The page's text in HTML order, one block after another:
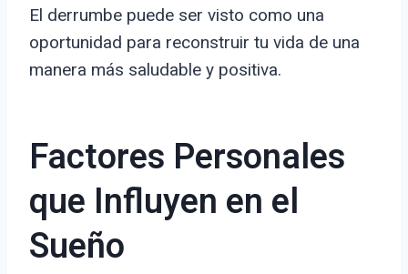
El derrumbe puede ser visto como una
oportunidad para reconstruir tu vida de una
manera más saludable y positiva.
Factores Personales
que Influyen en el
Sueño